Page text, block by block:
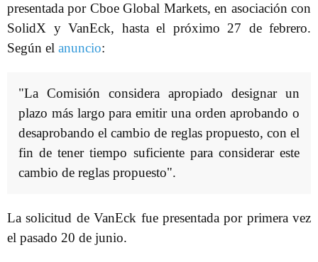
presentada por Cboe Global Markets, en asociación con
SolidX y VanEck, hasta el próximo 27 de febrero.
Según el anuncio:
"La Comisión considera apropiado designar un
plazo más largo para emitir una orden aprobando o
desaprobando el cambio de reglas propuesto, con el
fin de tener tiempo suficiente para considerar este
cambio de reglas propuesto".
La solicitud de VanEck fue presentada por primera vez
el pasado 20 de junio.